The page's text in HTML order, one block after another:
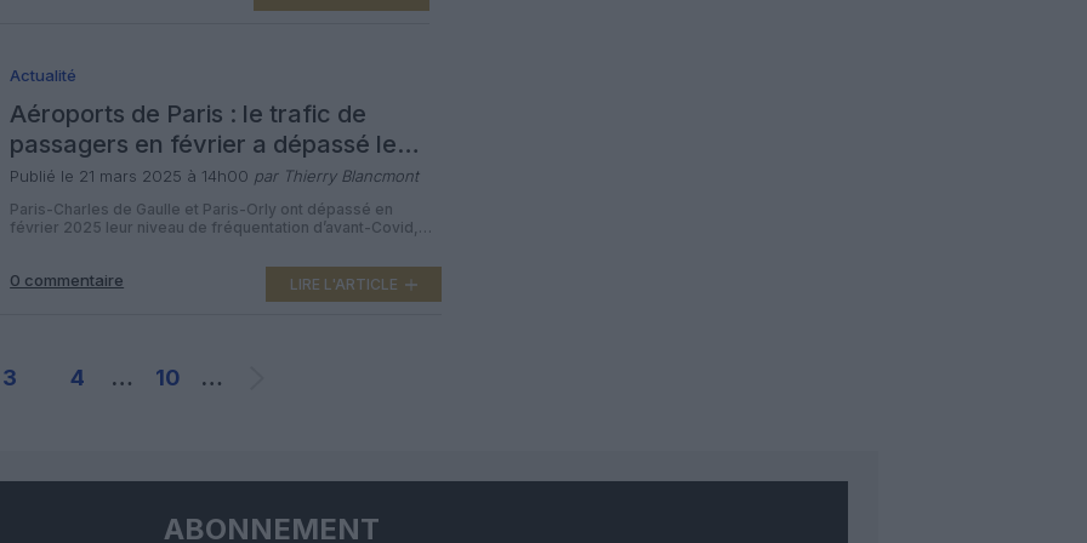
français pour les liaisons long-courriers, a
Actualité
Aéroports de Paris : le trafic de
passagers en février a dépassé le
niveau d’avant-Covid
Publié le 21 mars 2025 à 14h00 par Thierry Blancmont
Paris-Charles de Gaulle et Paris-Orly ont dépassé en
février 2025 leur niveau de fréquentation d’avant-Covid,
d’Orly, a annoncé leur gestionnaire Groupe ADP (Aéroports
de Paris). Les deux aéroports franciliens ont vu transiter
7,36 millions de passagers le mois dernier, soit 4,8% de
0 commentaire LIRE L'ARTICLE
3 4 … 10 …
ABONNEMENT